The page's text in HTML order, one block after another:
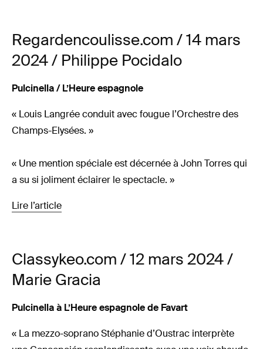
Regardencoulisse.com / 14 mars
2024 / Philippe Pocidalo
Pulcinella / L’Heure espagnole
« Louis Langrée conduit avec fougue l’Orchestre des
Champs-Elysées. »
« Une mention spéciale est décernée à John Torres qui
a su si joliment éclairer le spectacle. »
Lire l’article
Classykeo.com / 12 mars 2024 /
Marie Gracia
Pulcinella à L’Heure espagnole de Favart
« La mezzo-soprano Stéphanie d’Oustrac interprète